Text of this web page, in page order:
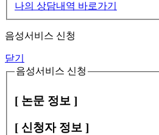
나의 상담내역 바로가기
음성서비스 신청
닫기
음성서비스 신청
[ 논문 정보 ]
[ 신청자 정보 ]